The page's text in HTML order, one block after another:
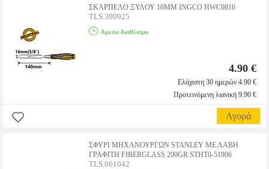
ΣΚΑΡΠΕΛΟ ΞΥΛΟΥ 16MM INGCO HWC0816
TLS.390925
Αμεσα διαθέσιμο
4.90 €
Ελάχιστη 30 ημερών 4.90 €
Προτεινόμενη λιανική 9.90 €
Αγορά
ΣΦΥΡΙ ΜΗΧΑΝΟΥΡΓΩΝ STANLEY ΜΕ ΛΑΒΗ
ΓΡΑΦΙΤΗ FIBERGLASS 200GR STHT0-51906
TLS.061042